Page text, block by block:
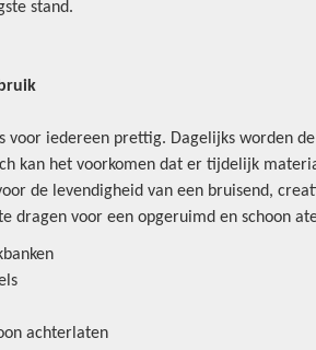
stand.
voor iedereen prettig. Dagelijks worden
kan het voorkomen dat er tijdelijk
de levendigheid van een bruisend,
dragen voor een opgeruimd en schoon
achterlaten